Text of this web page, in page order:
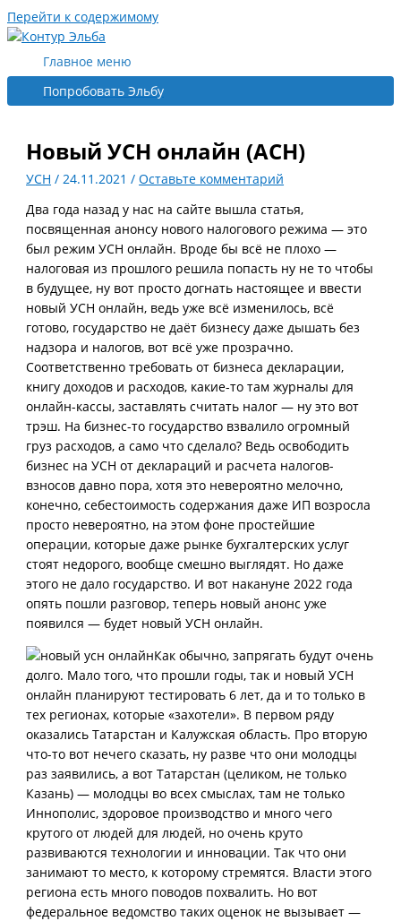
Перейти к содержимому
Главное меню
Попробовать Эльбу
Новый УСН онлайн (АСН)
УСН /24.11.2021/Оставьте комментарий
Два года назад у нас на сайте вышла статья,
посвященная анонсу нового налогового режима — это
был режим УСН онлайн. Вроде бы всё не плохо —
налоговая из прошлого решила попасть ну не то чтобы
в будущее, ну вот просто догнать настоящее и ввести
новый УСН онлайн, ведь уже всё изменилось, всё
готово, государство не даёт бизнесу даже дышать без
надзора и налогов, вот всё уже прозрачно.
Соответственно требовать от бизнеса декларации,
книгу доходов и расходов, какие-то там журналы для
онлайн-кассы, заставлять считать налог — ну это вот
трэш. На бизнес-то государство взвалило огромный
груз расходов, а само что сделало? Ведь освободить
бизнес на УСН от деклараций и расчета налогов-
взносов давно пора, хотя это невероятно мелочно,
конечно, себестоимость содержания даже ИП возросла
просто невероятно, на этом фоне простейшие
операции, которые даже рынке бухгалтерских услуг
стоят недорого, вообще смешно выглядят. Но даже
этого не дало государство. И вот накануне 2022 года
опять пошли разговор, теперь новый анонс уже
появился — будет новый УСН онлайн.
Как обычно, запрягать будут очень
долго. Мало того, что прошли годы, так и новый УСН
онлайн планируют тестировать 6 лет, да и то только в
тех регионах, которые «захотели». В первом ряду
оказались Татарстан и Калужская область. Про вторую
что-то вот нечего сказать, ну разве что они молодцы
раз заявились, а вот Татарстан (целиком, не только
Казань) — молодцы во всех смыслах, там не только
Иннополис, здоровое производство и много чего
крутого от людей для людей, но очень круто
развиваются технологии и инновации. Так что они
занимают то место, к которому стремятся. Власти этого
региона есть много поводов похвалить. Но вот
федеральное ведомство таких оценок не вызывает —